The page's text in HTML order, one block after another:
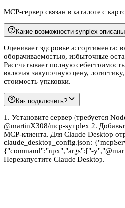
MCP-сервер связан в каталоге с
Какие возможности synplex
Оценивает здоровье ассортимента:
оборачиваемостью, избыточные
Рассчитывает полную
включая закупочную цену,
стоимость упаковки.
Как подключить?
1. Установите сервер (требуется
@martinX308/mcp-synplex 2.
MCP-клиента. Для Claude Desktop
claude_desktop_config.json:
{"command":"npx","args":["-
Перезапустите Claude Desktop.